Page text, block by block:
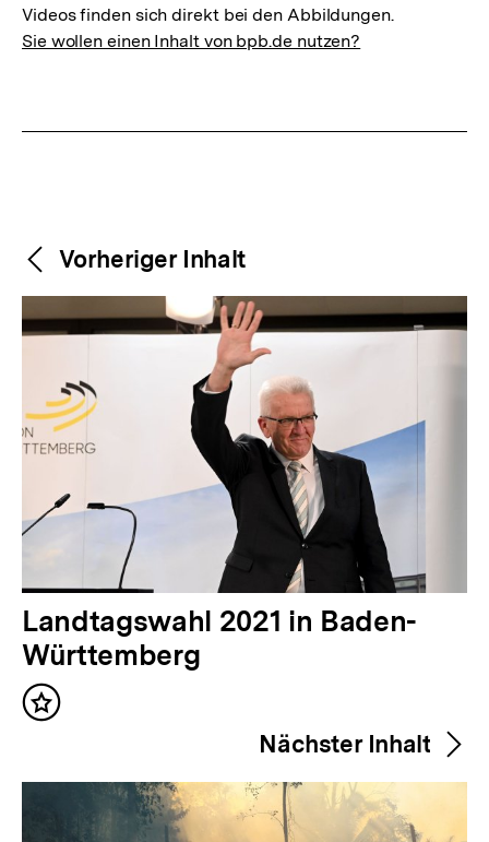
Videos finden sich direkt bei den Abbildungen.
Sie wollen einen Inhalt von bpb.de nutzen?
Weitere
Inhalte
Content-
Navigation
Vorheriger Inhalt
V
o
r
h
r
Landtagswahl 2021 in Baden-
Württemberg
Inhalt
Nächster Inhalt